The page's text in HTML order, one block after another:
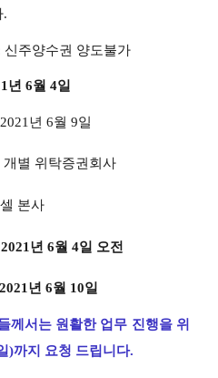
.
주양수권 양도불가
년 6월 4일
년 6월 9일
개별 위탁증권회사
본사
년 6월 4일 오전
년 6월 10일
께서는 원활한 업무 진행을 위
)까지 요청 드립니다.